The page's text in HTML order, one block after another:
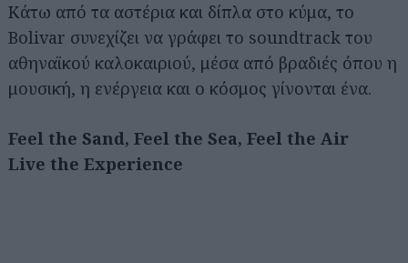
Κάτω από τα αστέρια και δίπλα στο κύμα, το
Bolivar συνεχίζει να γράφει το soundtrack του
αθηναϊκού καλοκαιριού, μέσα από βραδιές όπου η
μουσική, η ενέργεια και ο κόσμος γίνονται ένα.
Feel the Sand, Feel the Sea, Feel the Air
Live the Experience